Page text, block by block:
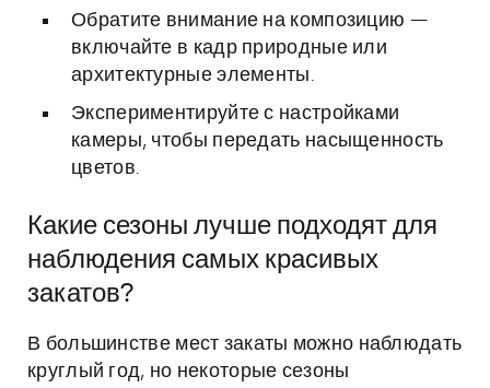
Обратите внимание на композицию —
включайте в кадр природные или
архитектурные элементы.
Экспериментируйте с настройками
камеры, чтобы передать насыщенность
цветов.
Какие сезоны лучше подходят для
наблюдения самых красивых
закатов?
В большинстве мест закаты можно наблюдать
круглый год, но некоторые сезоны